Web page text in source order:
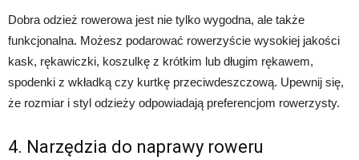
Dobra odzież rowerowa jest nie tylko wygodna, ale także
funkcjonalna. Możesz podarować rowerzyście wysokiej jakości
kask, rękawiczki, koszulkę z krótkim lub długim rękawem,
spodenki z wkładką czy kurtkę przeciwdeszczową. Upewnij się,
że rozmiar i styl odzieży odpowiadają preferencjom rowerzysty.
4. Narzędzia do naprawy roweru